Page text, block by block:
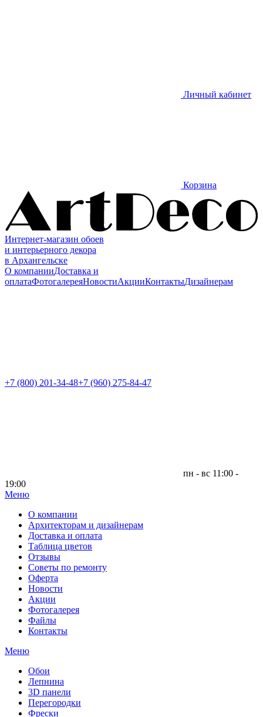
Личный кабинет
Корзина
Интернет-магазин обоев
и интерьерного декора
в Архангельске
О компанииДоставка и
оплатаФотогалереяНовостиАкцииКонтактыДизайнерам
+7 (800) 201-34-48+7 (960) 275-84-47
пн - вс 11:00 -
19:00
Меню|
О компании
Архитекторам и дизайнерам
Доставка и оплата
Таблица цветов
Отзывы
Советы по ремонту
Оферта
Новости
Акции
Фотогалерея
Файлы
Контакты
Меню
Обои
Лепнина
3D панели
Перегородки
Фрески